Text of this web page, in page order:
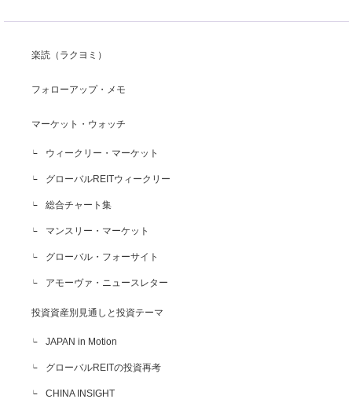
楽読（ラクヨミ）
フォローアップ・メモ
マーケット・ウォッチ
ウィークリー・マーケット
グローバルREITウィークリー
総合チャート集
マンスリー・マーケット
グローバル・フォーサイト
アモーヴァ・ニュースレター
投資資産別見通しと投資テーマ
JAPAN in Motion
グローバルREITの投資再考
CHINA INSIGHT